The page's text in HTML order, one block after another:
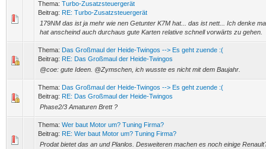
Thema: Turbo-Zusatzsteuergerät
Beitrag: RE: Turbo-Zusatzsteuergerät
179NM das ist ja mehr wie nen Getunter K7M hat... das ist nett... Ich denke
hat anscheind auch durchaus gute Karten relative schnell vorwärts zu gehen.
Thema: Das Großmaul der Heide-Twingos --> Es geht zuende :(
Beitrag: RE: Das Großmaul der Heide-Twingos
@coe: gute Ideen. @Zymschen, ich wusste es nicht mit dem Baujahr.
Thema: Das Großmaul der Heide-Twingos --> Es geht zuende :(
Beitrag: RE: Das Großmaul der Heide-Twingos
Phase2/3 Amaturen Brett ?
Thema: Wer baut Motor um? Tuning Firma?
Beitrag: RE: Wer baut Motor um? Tuning Firma?
Prodat bietet das an und Planlos. Desweiteren machen es noch einige